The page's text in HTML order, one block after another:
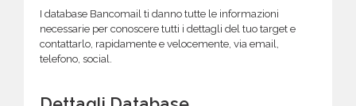
I database Bancomail ti danno tutte le informazioni
necessarie per conoscere tutti i dettagli del tuo target e
contattarlo, rapidamente e velocemente, via email,
telefono, social.